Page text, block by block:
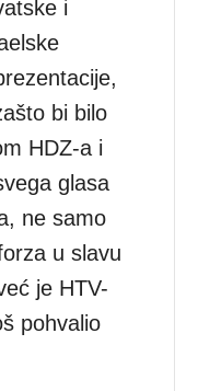
i
bi bilo
HDZ-a i
glasa
ne samo
u slavu
je HTV-
pohvalio